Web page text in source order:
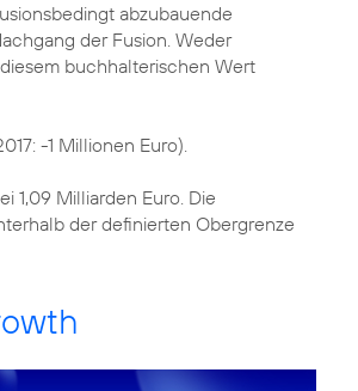
abzubauende
der Fusion. Weder
buchhalterischen Wert
-1 Millionen Euro).
1,09 Milliarden Euro. Die
der definierten Obergrenze